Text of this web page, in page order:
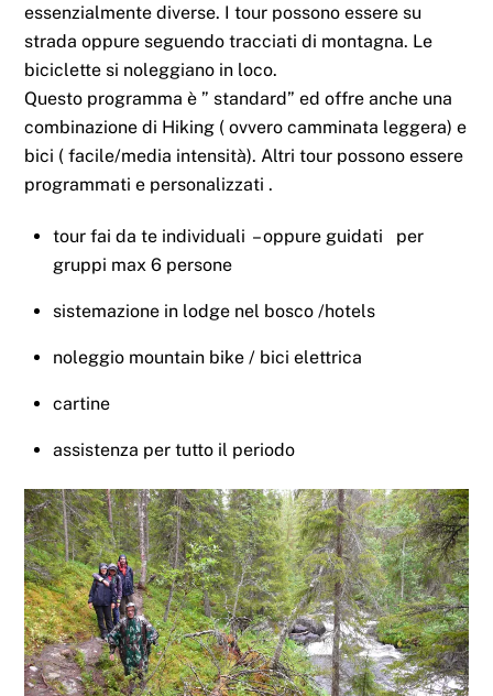
essenzialmente diverse. I tour possono essere su
strada oppure seguendo tracciati di montagna. Le
biciclette si noleggiano in loco.
Questo programma è ” standard” ed offre anche una
combinazione di Hiking ( ovvero camminata leggera) e
bici ( facile/media intensità). Altri tour possono essere
programmati e personalizzati .
tour fai da te individuali – oppure guidati per
gruppi max 6 persone
sistemazione in lodge nel bosco /hotels
noleggio mountain bike / bici elettrica
cartine
assistenza per tutto il periodo